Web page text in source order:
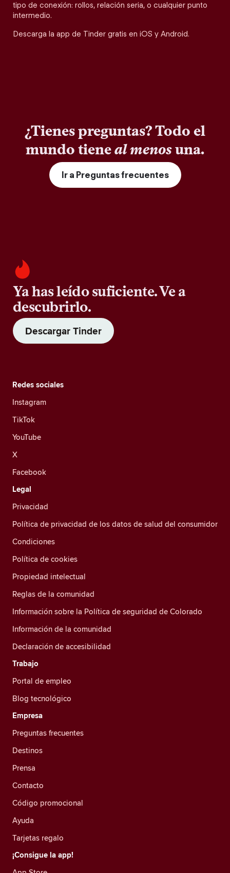
tipo de conexión: rollos, relación seria, o cualquier punto
intermedio.
Descarga la app de Tinder gratis en iOS y Android.
¿Tienes preguntas? Todo el
mundo tieneal menosuna.
Ir a Preguntas frecuentes
Ya has leído suficiente. Ve a
descubrirlo.
Descargar Tinder
Redes sociales
Instagram
TikTok
YouTube
X
Facebook
Legal
Privacidad
Política de privacidad de los datos de salud del consumidor
Condiciones
Política de cookies
Propiedad intelectual
Reglas de la comunidad
Información sobre la Política de seguridad de Colorado
Información de la comunidad
Declaración de accesibilidad
Trabajo
Portal de empleo
Blog tecnológico
Empresa
Preguntas frecuentes
Destinos
Prensa
Contacto
Código promocional
Ayuda
Tarjetas regalo
¡Consigue la app!